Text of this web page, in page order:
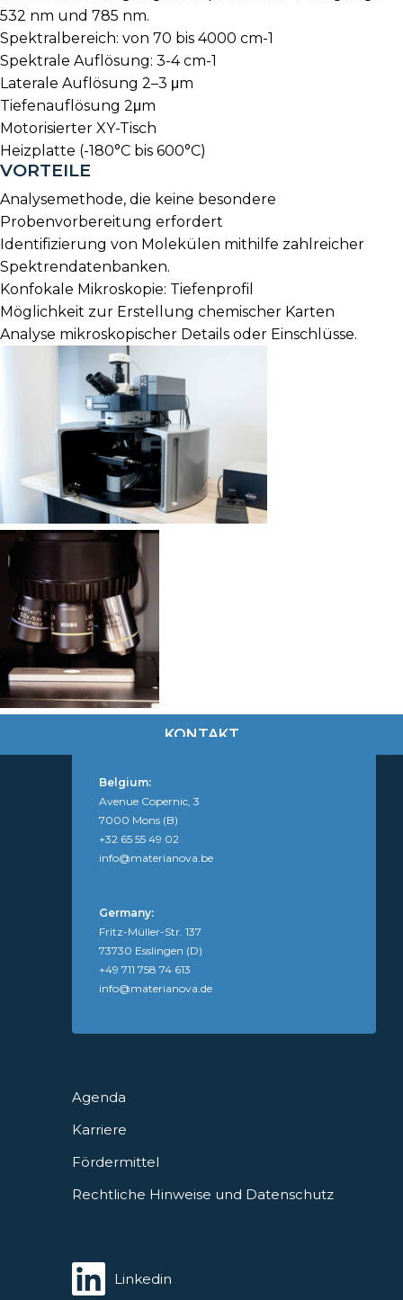
532 nm und 785 nm.
Spektralbereich: von 70 bis 4000 cm-1
Spektrale Auflösung: 3-4 cm-1
Laterale Auflösung 2–3 μm
Tiefenauflösung 2μm
Motorisierter XY-Tisch
Heizplatte (-180°C bis 600°C)
VORTEILE
Analysemethode, die keine besondere
Probenvorbereitung erfordert
Identifizierung von Molekülen mithilfe zahlreicher
Spektrendatenbanken.
Konfokale Mikroskopie: Tiefenprofil
Möglichkeit zur Erstellung chemischer Karten
Analyse mikroskopischer Details oder Einschlüsse.
KONTAKT
Agenda
Karriere
Fördermittel
Rechtliche Hinweise und Datenschutz
Belgium:
Avenue Copernic, 3
7000 Mons (B)
+32 65 55 49 02
info@materianova.be
Germany:
Fritz-Müller-Str. 137
73730 Esslingen (D)
+49 711 758 74 613
info@materianova.de
Linkedin